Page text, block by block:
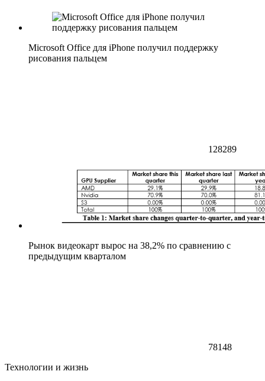
Microsoft Office для iPhone получил поддержку
рисования пальцем
128289
Рынок видеокарт вырос на 38,2% по сравнению с
предыдущим кварталом
78148
Технологии и жизнь